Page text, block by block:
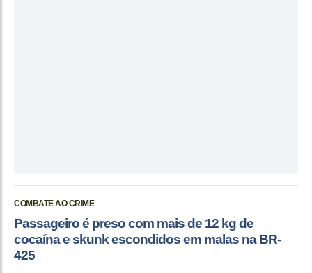
COMBATE AO CRIME
Passageiro é preso com mais de 12 kg de
cocaína e skunk escondidos em malas na BR-
425